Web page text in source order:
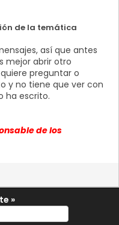
de la temática
así que antes
mejor abrir otro
preguntar o
y no tiene que ver con
ha escrito.
de los
»